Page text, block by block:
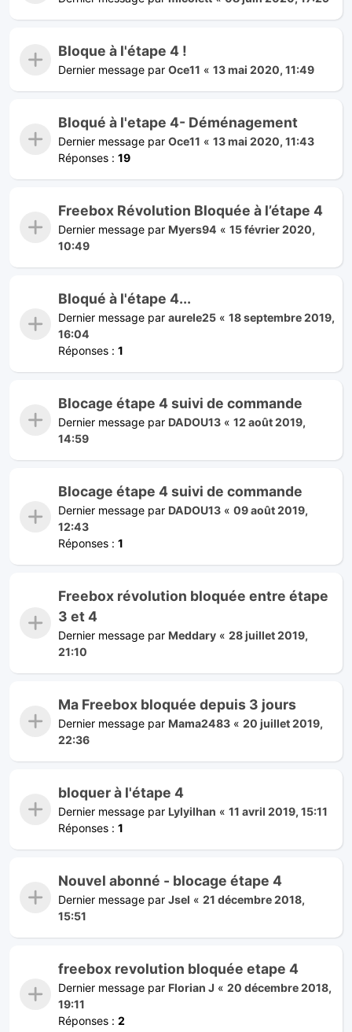
Bloque à l'étape 4 !
Dernier message par Oce11 « 13 mai 2020, 11:49
Bloqué à l'etape 4- Déménagement
Dernier message par Oce11 « 13 mai 2020, 11:43
Réponses : 19
Freebox Révolution Bloquée à l’étape 4
Dernier message par Myers94 « 15 février 2020,
10:49
Bloqué à l'étape 4...
Dernier message par aurele25 « 18 septembre 2019,
16:04
Réponses : 1
Blocage étape 4 suivi de commande
Dernier message par DADOU13 « 12 août 2019,
14:59
Blocage étape 4 suivi de commande
Dernier message par DADOU13 « 09 août 2019,
12:43
Réponses : 1
Freebox révolution bloquée entre étape
3 et 4
Dernier message par Meddary « 28 juillet 2019,
21:10
Ma Freebox bloquée depuis 3 jours
Dernier message par Mama2483 « 20 juillet 2019,
22:36
bloquer à l'étape 4
Dernier message par Lylyilhan « 11 avril 2019, 15:11
Réponses : 1
Nouvel abonné - blocage étape 4
Dernier message par Jsel « 21 décembre 2018,
15:51
freebox revolution bloquée etape 4
Dernier message par Florian J « 20 décembre 2018,
19:11
Réponses : 2